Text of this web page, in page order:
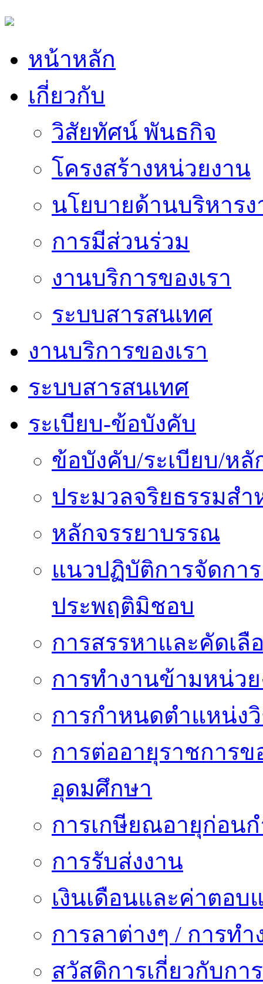
หน้าหลัก
เกี่ยวกับ
วิสัยทัศน์ พันธกิจ
โครงสร้างหน่วยงาน
นโยบายด้านบริหาร
การมีส่วนร่วม
งานบริการของเรา
ระบบสารสนเทศ
งานบริการของเรา
ระบบสารสนเทศ
ระเบียบ-ข้อบังคับ
ข้อบังคับ/ระเบียบ/ห
ประมวลจริยธรรมส
หลักจรรยาบรรณ
แนวปฏิบัติการจัดการ
ประพฤติมิชอบ
การสรรหาและคัดเลื
การทำงานข้ามหน่ว
การกำหนดตำแหน่ง
การต่ออายุราชการ
อุดมศึกษา
การเกษียณอายุก่อน
การรับส่งงาน
เงินเดือนและค่าตอบ
การลาต่างๆ / การทำ
สวัสดิการเกี่ยวกับกา